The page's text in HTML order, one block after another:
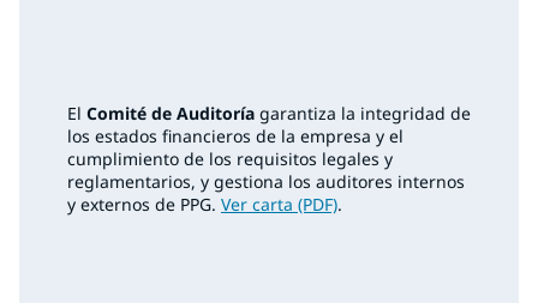
El Comité de Auditoría garantiza la integridad de
los estados financieros de la empresa y el
cumplimiento de los requisitos legales y
reglamentarios, y gestiona los auditores internos
y externos de PPG. Ver carta (PDF).